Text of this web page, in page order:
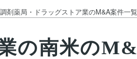
調剤薬局・ドラッグストア業のM&A案件一
の南米の